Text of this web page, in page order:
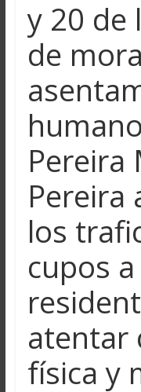
y 20 de
de
Pereira
Pereira
los
cupos
atentar
física y